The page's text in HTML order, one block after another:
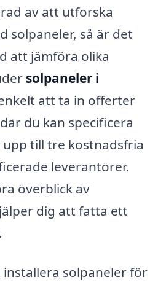
av att utforska
solpaneler, så är det
att jämföra olika
solpaneler i
att ta in offerter
du kan specificera
till tre kostnadsfria
leverantörer.
överblick av
dig att fatta ett
installera solpaneler för